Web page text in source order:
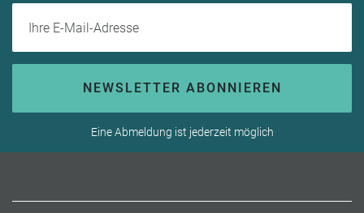
NEWSLETTER ABONNIEREN
Eine Abmeldung ist jederzeit möglich